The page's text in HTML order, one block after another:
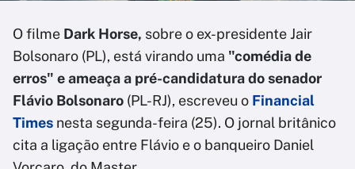
O filme Dark Horse, sobre o ex-presidente Jair
Bolsonaro (PL), está virando uma "comédia de
erros" e ameaça a pré-candidatura do senador
Flávio Bolsonaro (PL-RJ), escreveu o Financial
Times nesta segunda-feira (25). O jornal britânico
cita a ligação entre Flávio e o banqueiro Daniel